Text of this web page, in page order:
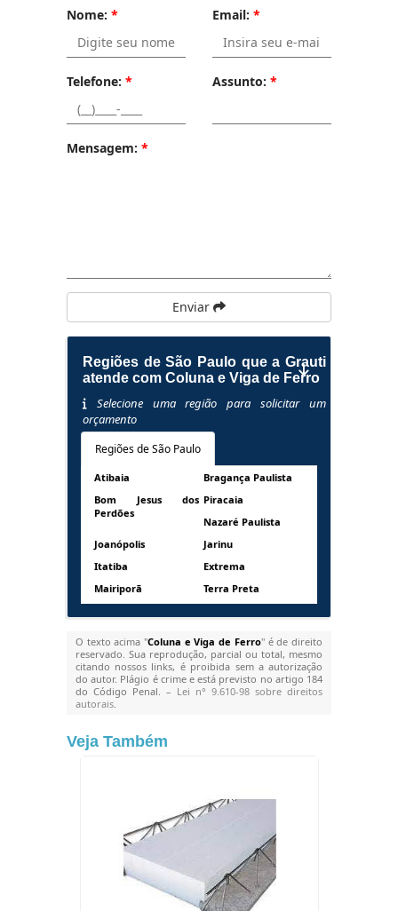
Nome: * Email: *
Telefone: * Assunto: *
Mensagem: *
Enviar
Regiões de São Paulo que a Grauti
atende com Coluna e Viga de Ferro
Selecione uma região para solicitar um
orçamento
Regiões de São Paulo
Atibaia
Bragança Paulista
Bom Jesus dos
Perdões
Piracaia
Nazaré Paulista
Joanópolis
Jarinu
Itatiba
Extrema
Mairiporã
Terra Preta
O texto acima "Coluna e Viga de Ferro" é de direito
reservado. Sua reprodução, parcial ou total, mesmo
citando nossos links, é proibida sem a autorização
do autor. Plágio é crime e está previsto no artigo 184
do Código Penal. – Lei n° 9.610-98 sobre direitos
autorais.
Veja Também